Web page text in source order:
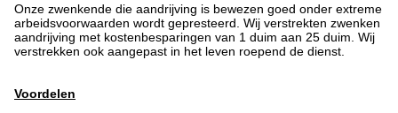
Onze zwenkende die aandrijving is bewezen goed onder extreme
arbeidsvoorwaarden wordt gepresteerd. Wij verstrekten zwenken
aandrijving met kostenbesparingen van 1 duim aan 25 duim. Wij
verstrekken ook aangepast in het leven roepend de dienst.
Voordelen